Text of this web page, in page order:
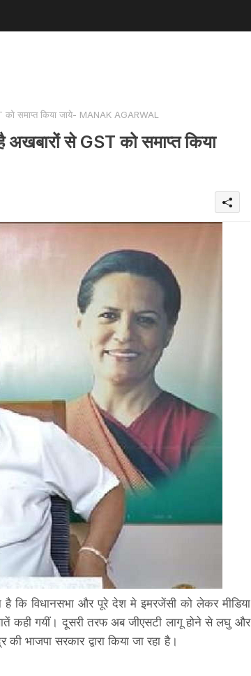
को समाप्त किया जाये- MANAK AGARWAL
अखबारों से GST को समाप्त किया
कि विधानसभा और पूरे देश मे इमरजेंसी को लेकर मीडिया
कही गयीं। दूसरी तरफ अब जीएसटी लागू होने से लघु और
भाजपा सरकार द्वारा किया जा रहा है।